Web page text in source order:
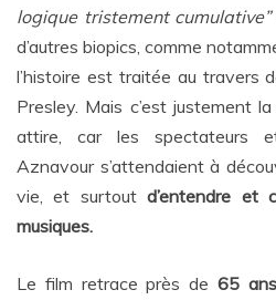
logique tristement cumulative”
d’autres biopics, comme
l’histoire est traitée au travers
Presley. Mais c’est justement
attire, car les spectateurs
Aznavour s’attendaient à
vie, et surtoutd’entendre et
musiques.
Le film retrace près de 65 ans